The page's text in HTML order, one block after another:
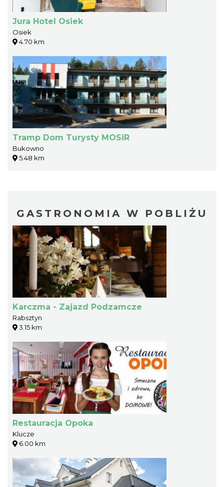
Jura Hotel Osiek
Osiek
4.70 km
Tramp Dom Turysty MOSiR
Bukowno
5.48 km
GASTRONOMIA W POBLIŻU
Karczma - Zajazd Podzamcze
Rabsztyn
3.15 km
Restauracja Opoka
Klucze
6.00 km